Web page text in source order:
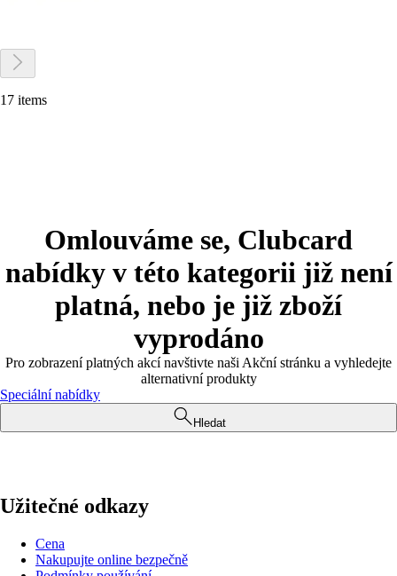
17 items
Omlouváme se, Clubcard
nabídky v této kategorii již není
platná, nebo je již zboží
vyprodáno
Pro zobrazení platných akcí navštivte naši Akční stránku a vyhledejte
alternativní produkty
Speciální nabídky
Hledat
Užitečné odkazy
Cena
Nakupujte online bezpečně